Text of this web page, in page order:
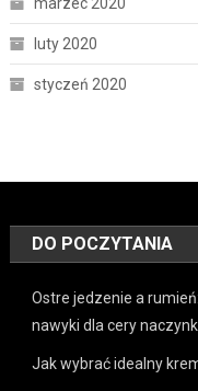
luty 2020
styczeń 2020
DO POCZYTANIA
Ostre jedzenie a
nawyki dla cery
Jak wybrać idealny